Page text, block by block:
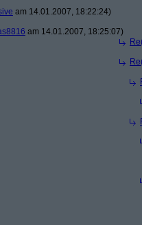
am 14.01.2007, 18:22:24)
am 14.01.2007, 18:25:07)